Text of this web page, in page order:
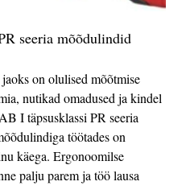
seeria mõõdulindid
on olulised mõõtmise
nutikad omadused ja kindel
I täpsusklassi PR seeria
töötades on
käega. Ergonoomilse
palju parem ja töö lausa